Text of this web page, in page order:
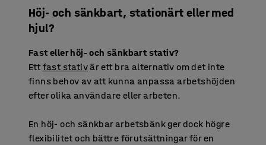
Höj- och sänkbart, stationärt eller med
hjul?
Fast eller höj- och sänkbart stativ?
Ettfast stativär ett bra alternativ om det inte
finns behov av att kunna anpassa arbetshöjden
efter olika användare eller arbeten.
En höj- och sänkbar arbetsbänk ger dock högre
flexibilitet och bättre förutsättningar för en